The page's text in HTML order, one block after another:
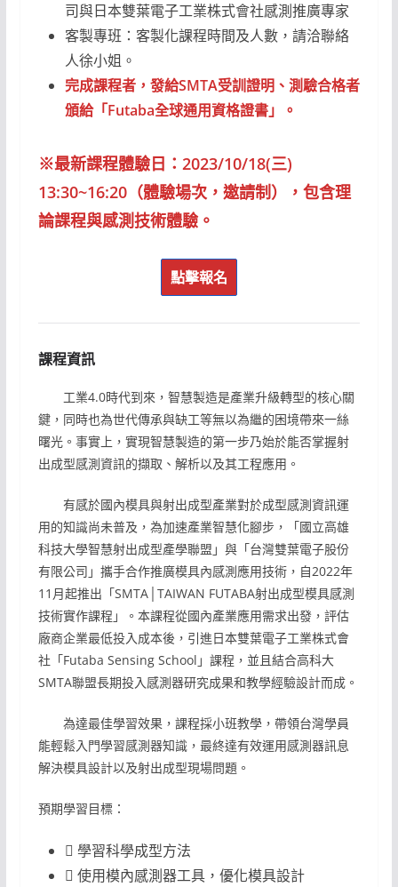
司與日本雙葉電子工業株式會社感測推廣專家
客製專班：客製化課程時間及人數，請洽聯絡
人徐小姐。
完成課程者，發給SMTA受訓證明、測驗合格者
頒給「Futaba全球通用資格證書」。
※最新課程體驗日：2023/10/18(三)
13:30~16:20（體驗場次，邀請制），包含理
論課程與感測技術體驗。
點擊報名
課程資訊
工業4.0時代到來，智慧製造是產業升級轉型的核心關
鍵，同時也為世代傳承與缺工等無以為繼的困境帶來一絲
曙光。事實上，實現智慧製造的第一步乃始於能否掌握射
出成型感測資訊的擷取、解析以及其工程應用。
有感於國內模具與射出成型產業對於成型感測資訊運
用的知識尚未普及，為加速產業智慧化腳步，「國立高雄
科技大學智慧射出成型產學聯盟」與「台灣雙葉電子股份
有限公司」攜手合作推廣模具內感測應用技術，自2022年
11月起推出「SMTA│TAIWAN FUTABA射出成型模具感測
技術實作課程」。本課程從國內產業應用需求出發，評估
廠商企業最低投入成本後，引進日本雙葉電子工業株式會
社「Futaba Sensing School」課程，並且結合高科大
SMTA聯盟長期投入感測器研究成果和教學經驗設計而成。
為達最佳學習效果，課程採小班教學，帶領台灣學員
能輕鬆入門學習感測器知識，最終達有效運用感測器訊息
解決模具設計以及射出成型現場問題。
預期學習目標：
 學習科學成型方法
 使用模內感測器工具，優化模具設計